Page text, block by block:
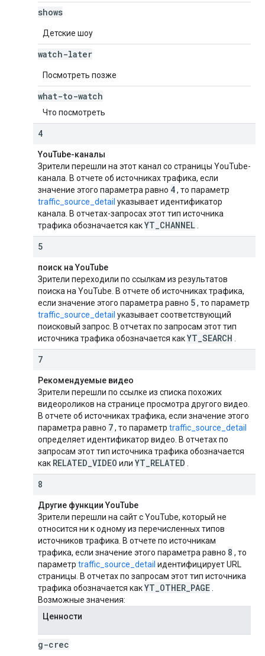
shows
Детские шоу
watch-later
Посмотреть позже
what-to-watch
Что посмотреть
4
YouTube-каналы
Зрители перешли на этот канал со страницы YouTube-
канала. В отчете об источниках трафика, если
значение этого параметра равно 4, то параметр
traffic_source_detail указывает идентификатор
канала. В отчетах-запросах этот тип источника
трафика обозначается какYT CHANNEL
5
поиск на YouTube
Зрители переходили по ссылкам из результатов
поиска на YouTube. В отчете об источниках трафика,
если значение этого параметра равно 5, то параметр
traffic_source_detail указывает соответствующий
поисковый запрос. В отчетах по запросам этот тип
источника трафика обозначается какYT SEARCH
7
Рекомендуемые видео
Зрители перешли по ссылке из списка похожих
видеороликов на странице просмотра другого видео.
В отчете об источниках трафика, если значение этого
параметра равно 7, то параметр traffic_source_detail
определяет идентификатор видео. В отчетах по
запросам этот тип источника трафика обозначается
как RELATED VIDEO или YT RELATED
8
Другие функции YouTube
Зрители перешли на сайт с YouTube, который не
относится ни к одному из перечисленных типов
источников трафика. В отчете по источникам
трафика, если значение этого параметра равно 8 , то
параметр traffic_source_detail идентифицирует URL
страницы. В отчетах по запросам этот тип источника
трафика обозначается какYT OTHER PAGE
Возможные значения:
Ценности
g-crec